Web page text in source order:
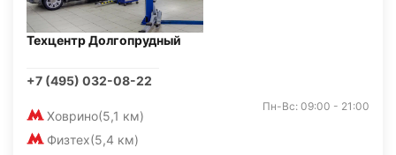
Техцентр Долгопрудный
+7 (495) 032-08-22
Ховрино(5,1 км)
Физтех(5,4 км)
Пн-Вс: 09:00 - 21:00